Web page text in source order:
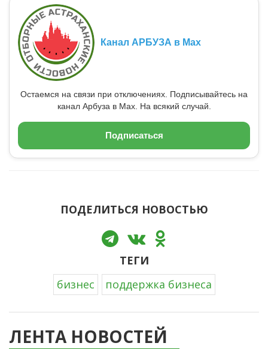
Канал АРБУЗА в Max
Остаемся на связи при отключениях. Подписывайтесь на
канал Арбуза в Max. На всякий случай.
Подписаться
ПОДЕЛИТЬСЯ НОВОСТЬЮ
ТЕГИ
бизнес
поддержка бизнеса
ЛЕНТА НОВОСТЕЙ